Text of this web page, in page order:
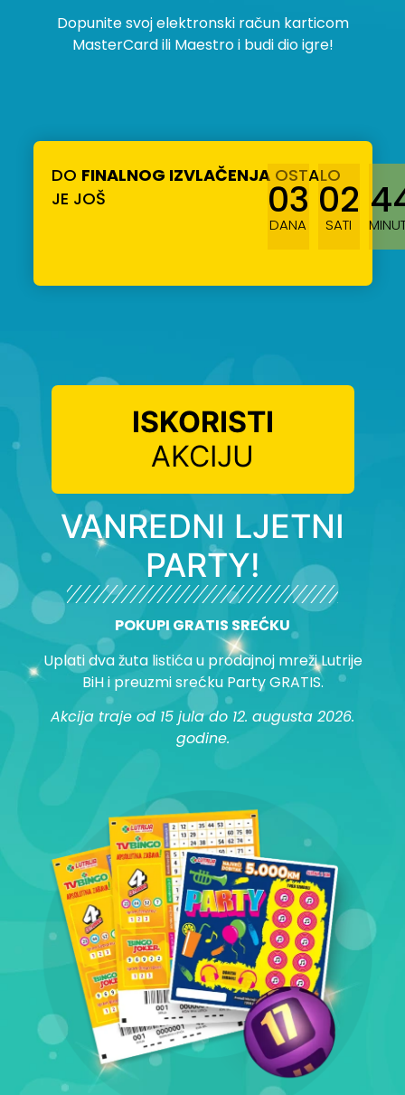
Dopunite svoj elektronski račun karticom
MasterCard ili Maestro i budi dio igre!
DO FINALNOG IZVLAČENJAOSTALO
JE JOŠ
03
DANA
02
SATI
ISKORISTI
AKCIJU
VANREDNI LJETNI
PARTY!
POKUPI GRATIS SREĆKU
Uplati dva žuta listića u prodajnoj mreži Lutrije
BiH i preuzmi srećku Party GRATIS.
Akcija traje od 15 jula do 12. augusta 2026.
godine.